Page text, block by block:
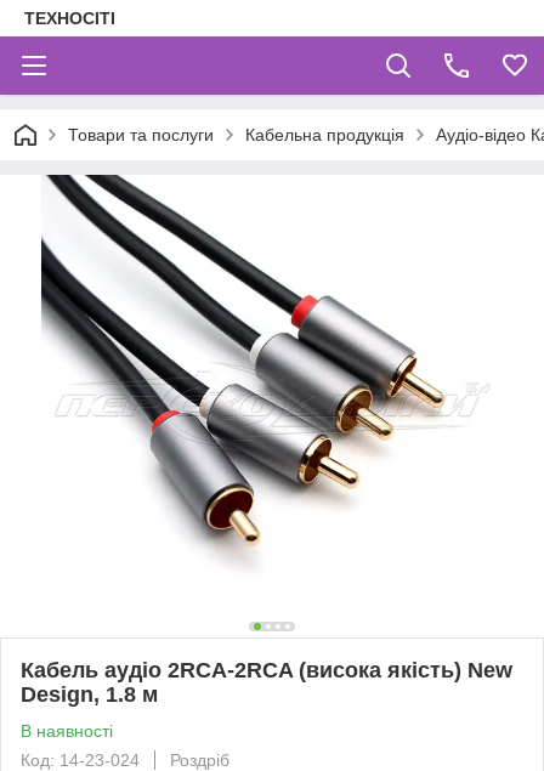
ТЕХНОСІТІ
Товари та послуги Кабельна продукція Аудіо-відео
Кабель аудіо 2RCA-2RCA (висока якість) New
Design, 1.8 м
В наявності
Код: 14-23-024
Роздріб